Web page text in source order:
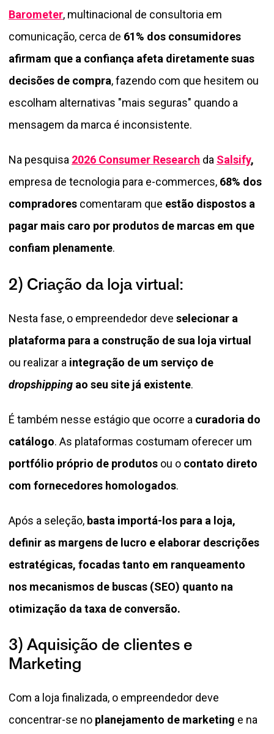
Barometer, multinacional de consultoria em
comunicação, cerca de 61% dos consumidores
afirmam que a confiança afeta diretamente suas
decisões de compra, fazendo com que hesitem ou
escolham alternativas "mais seguras" quando a
mensagem da marca é inconsistente.
Na pesquisa 2026 Consumer Research da Salsify,
empresa de tecnologia para e-commerces, 68% dos
compradores comentaram que estão dispostos a
pagar mais caro por produtos de marcas em que
confiam plenamente.
2) Criação da loja virtual:
Nesta fase, o empreendedor deve selecionar a
plataforma para a construção de sua loja virtual
ou realizar a integração de um serviço de
dropshipping ao seu site já existente.
É também nesse estágio que ocorre a curadoria do
catálogo. As plataformas costumam oferecer um
portfólio próprio de produtos ou o contato direto
com fornecedores homologados.
Após a seleção, basta importá-los para a loja,
definir as margens de lucro e elaborar descrições
estratégicas, focadas tanto em ranqueamento
nos mecanismos de buscas (SEO) quanto na
otimização da taxa de conversão.
3) Aquisição de clientes e
Marketing
Com a loja finalizada, o empreendedor deve
concentrar-se no planejamento de marketing e na